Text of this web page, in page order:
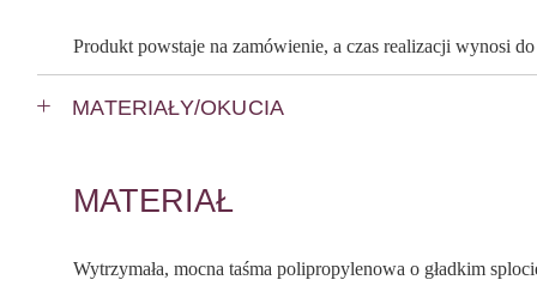
Produkt powstaje na zamówienie, a czas realizacji wynosi
MATERIAŁY/OKUCIA
MATERIAŁ
Wytrzymała, mocna taśma polipropylenowa o gładkim